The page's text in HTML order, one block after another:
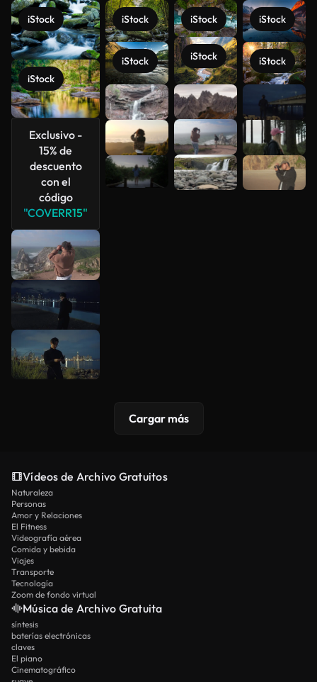
iStock
iStock
Exclusivo -
15% de
descuento
con el
código
"COVERR15"
iStock
iStock
iStock
iStock
iStock
iStock
Ver más
Cargar más
Vídeos de Archivo Gratuitos
Naturaleza
Personas
Amor y Relaciones
El Fitness
Videografía aérea
Comida y bebida
Viajes
Transporte
Tecnología
Zoom de fondo virtual
Música de Archivo Gratuita
síntesis
baterías electrónicas
claves
El piano
Cinematográfico